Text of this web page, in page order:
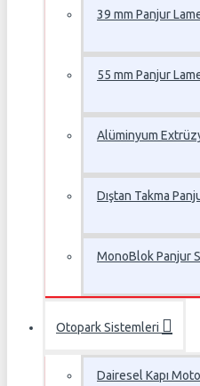
39 mm Panjur
55 mm Panjur
Alüminyum
Dıştan Takma
MonoBlok Panjur
Otopark Sistemleri
Dairesel Kapı